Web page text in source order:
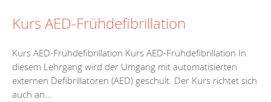
Kurs AED-Frühdefibrillation
Kurs AED-Frühdefibrillation Kurs AED-Frühdefibrillation In
diesem Lehrgang wird der Umgang mit automatisierten
externen Defibrillatoren (AED) geschult. Der Kurs richtet sich
auch an...